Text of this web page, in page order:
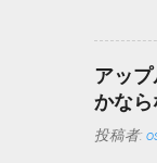
す。
点が多
は
されて
を見る
アッ
かな
投稿者: